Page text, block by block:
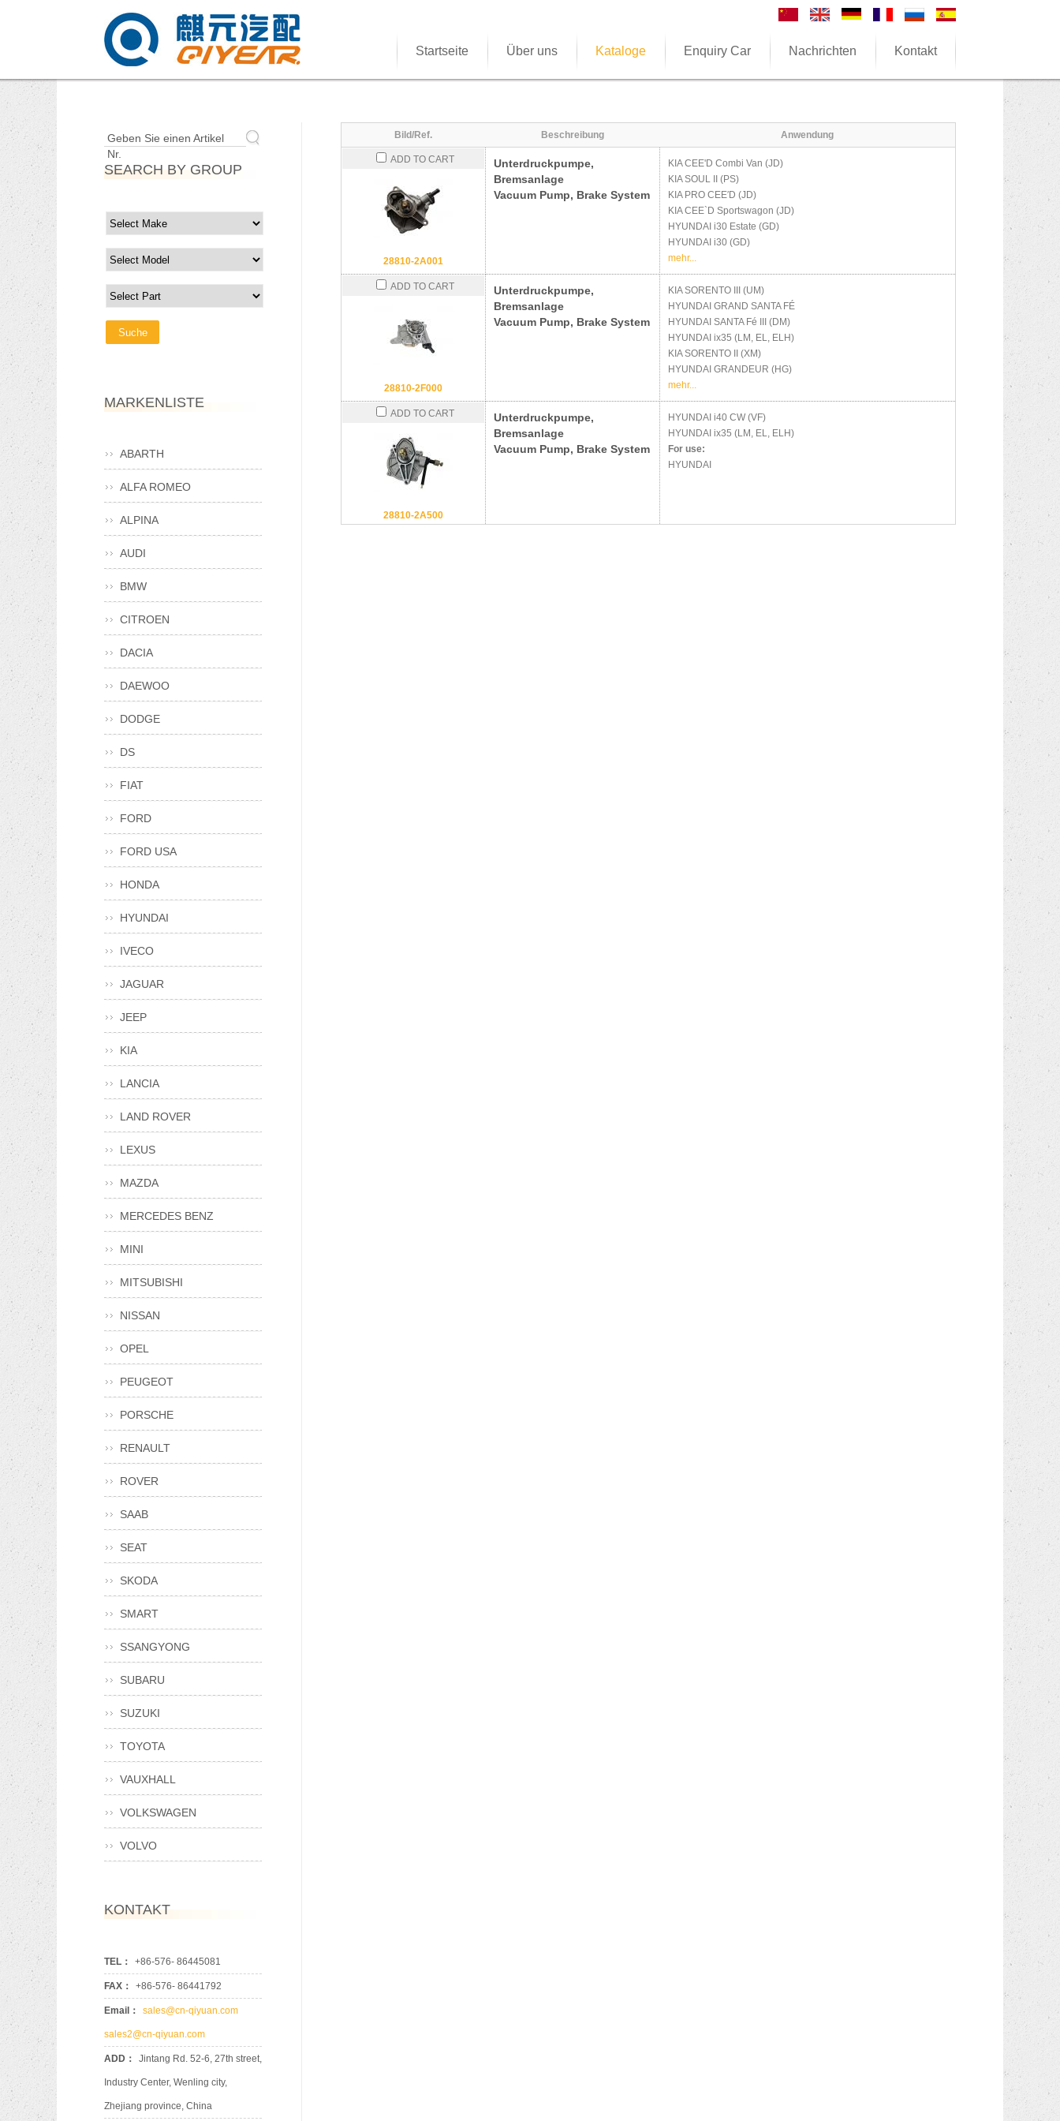
Startseite Über uns Kataloge Enquiry Car Nachrichten Kontakt
Bild/Ref. Beschreibung Anwendung
ADD TO CART
28810-2A001
Unterdruckpumpe,
Bremsanlage
Vacuum Pump, Brake System
KIACEE'D Combi Van (JD)
KIASOUL II (PS)
KIA PRO CEE′D (JD)
KIACEE`D Sportswagon (JD)
HYUNDAI i30 Estate (GD)
HYUNDAI i30 (GD)
mehr...
ADD TO CART
28810-2F000
Unterdruckpumpe,
Bremsanlage
Vacuum Pump, Brake System
KIASORENTO III (UM)
HYUNDAI GRAND SANTA FÉ
HYUNDAI SANTA Fé III (DM)
HYUNDAI ix35 (LM, EL, ELH)
KIASORENTO II (XM)
HYUNDAI GRANDEUR (HG)
mehr...
ADD TO CART
28810-2A500
Unterdruckpumpe,
Bremsanlage
Vacuum Pump, Brake System
HYUNDAI i40 CW (VF)
HYUNDAI ix35 (LM, EL, ELH)
For use:
HYUNDAI
Geben Sie einen Artikel
Nr.
SEARCH BY GROUP
MARKENLISTE
ABARTH
ALFA ROMEO
ALPINA
AUDI
BMW
CITROEN
DACIA
DAEWOO
DODGE
DS
FIAT
FORD
FORD USA
HONDA
HYUNDAI
IVECO
JAGUAR
JEEP
KIA
LANCIA
LAND ROVER
LEXUS
MAZDA
MERCEDES BENZ
MINI
MITSUBISHI
NISSAN
OPEL
PEUGEOT
PORSCHE
RENAULT
ROVER
SAAB
SEAT
SKODA
SMART
SSANGYONG
SUBARU
SUZUKI
TOYOTA
VAUXHALL
VOLKSWAGEN
VOLVO
KONTAKT
TEL： +86-576- 86445081
FAX： +86-576- 86441792
Email： sales@cn-qiyuan.com
sales2@cn-qiyuan.com
ADD： Jintang Rd. 52-6, 27th street,
Industry Center, Wenling city,
Zhejiang province, China